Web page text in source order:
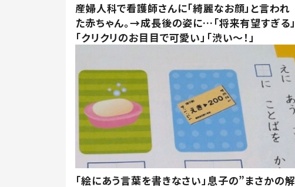
産婦人科で看護師さんに「綺麗なお顔」と言われ
た赤ちゃん。→成長後の姿に…「将来有望すぎる」
「クリクリのお目目で可愛い」「渋い～！」
「絵にあう言葉を書きなさい」息子の”まさかの解